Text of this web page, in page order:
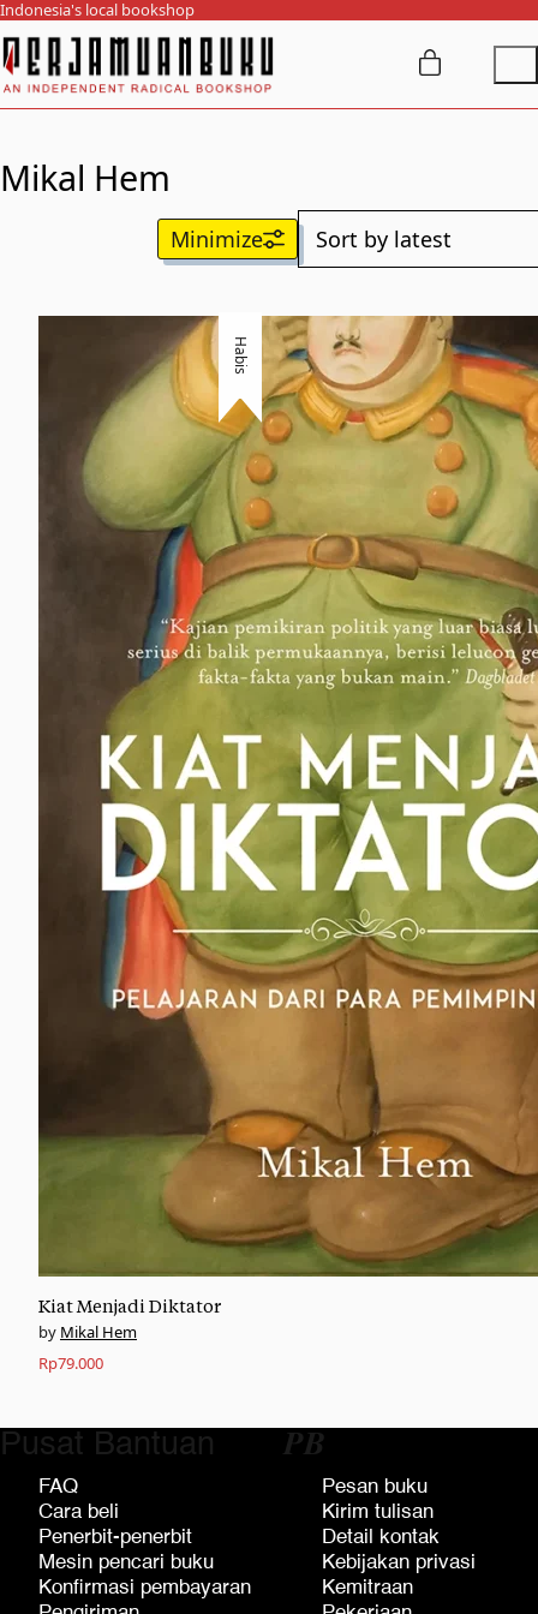
Indonesia's local bookshop
Mikal Hem
Habis
Kiat Menjadi Diktator
Mikal Hem
Rp79.000
Pusat Bantuan
FAQ
Cara beli
Penerbit-penerbit
Mesin pencari buku
Konfirmasi pembayaran
𝑷𝑩
Pesan buku
Kirim tulisan
Detail kontak
Kebijakan privasi
Kemitraan